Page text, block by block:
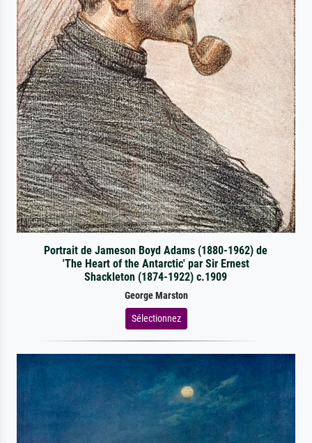
Portrait de Jameson Boyd Adams (1880-1962) de
'The Heart of the Antarctic' par Sir Ernest
Shackleton (1874-1922) c.1909
George Marston
Sélectionnez